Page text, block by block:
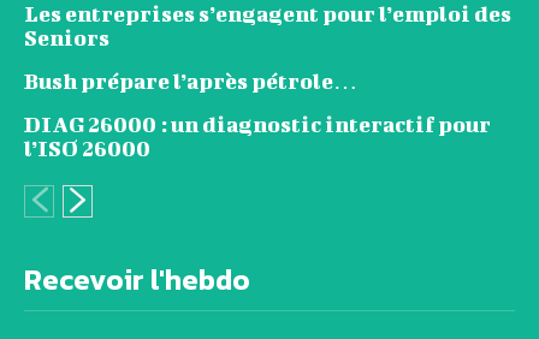
Les entreprises s’engagent pour l’emploi des
Seniors
Bush prépare l’après pétrole…
DIAG 26000 : un diagnostic interactif pour
l’ISO 26000
Recevoir l'hebdo